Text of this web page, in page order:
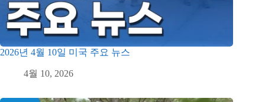
2026년 4월 10일 미국 주요 뉴스
4월 10, 2026